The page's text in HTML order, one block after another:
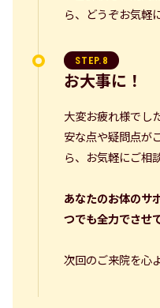
ら、どうぞお気軽
STEP.8
お大事に！
大変お疲れ様でし
安な点や疑問点が
ら、お気軽にご相
あなたのお体のサ
つでも全力でさせ
次回のご来院を心